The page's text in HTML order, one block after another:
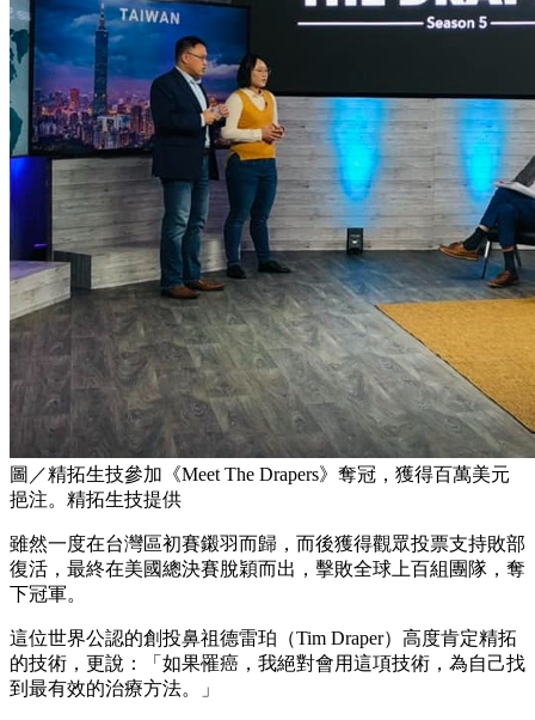
圖／精拓生技參加《Meet The Drapers》奪冠，獲得百萬美元
挹注。精拓生技提供
雖然一度在台灣區初賽鎩羽而歸，而後獲得觀眾投票支持敗部
復活，最終在美國總決賽脫穎而出，擊敗全球上百組團隊，奪
下冠軍。
這位世界公認的創投鼻祖德雷珀（Tim Draper）高度肯定精拓
的技術，更說：「如果罹癌，我絕對會用這項技術，為自己找
到最有效的治療方法。」